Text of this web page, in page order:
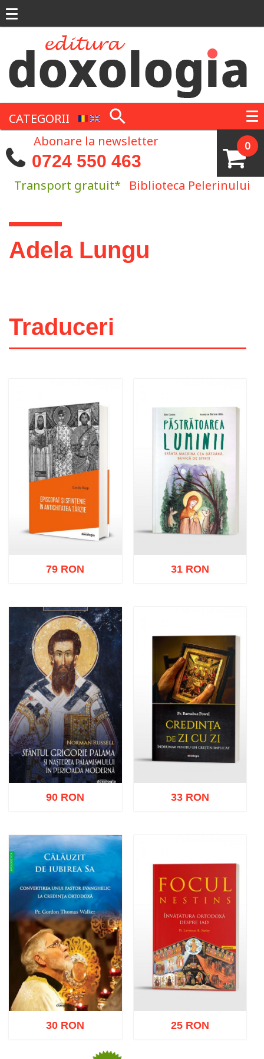
CATEGORII
0
Abonare la newsletter
0724 550 463
Transport gratuit* Biblioteca Pelerinului
Eşti aici
Adela Lungu
Traduceri
Adaugă în coș Wishlist
79 RON 31 RON
Adaugă în coș Wishlist
90 RON 33 RON
30 RON 25 RON